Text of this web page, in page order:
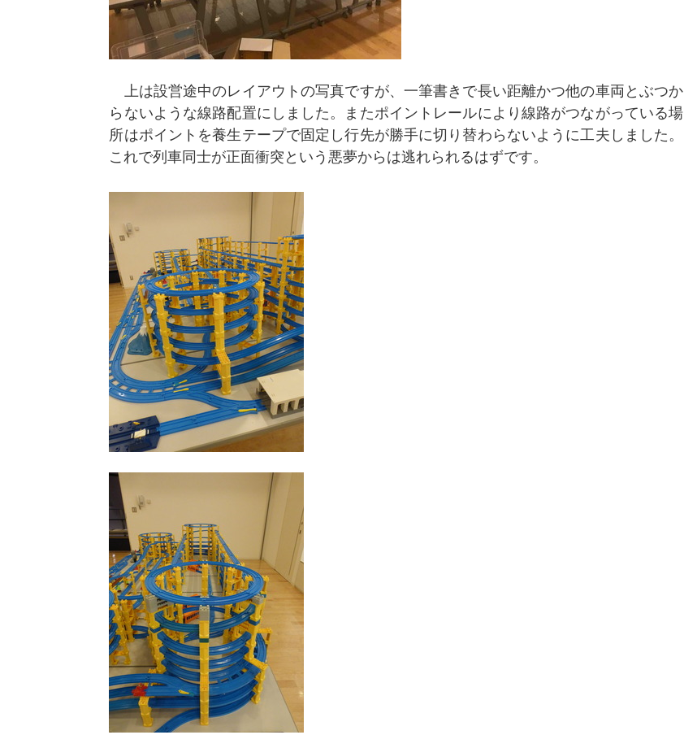
上は設営途中のレイアウトの写真ですが、一筆書きで長い距離かつ他の車両とぶつか
らないような線路配置にしました。またポイントレールにより線路がつながっている場
所はポイントを養生テープで固定し行先が勝手に切り替わらないように工夫しました。
これで列車同士が正面衝突という悪夢からは逃れられるはずです。